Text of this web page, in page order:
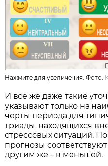
Нажмите для увеличения. Фото:
И все же даже такие
указывают только на
черты периода для
триады, находящихся
стрессовых ситуаций.
прогнозы
другим же – в меньшей.